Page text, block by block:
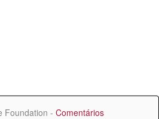
Foundation - Comentários